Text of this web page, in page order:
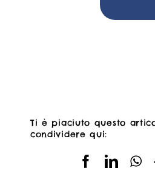
Ti è piaciuto questo
condividere qui: